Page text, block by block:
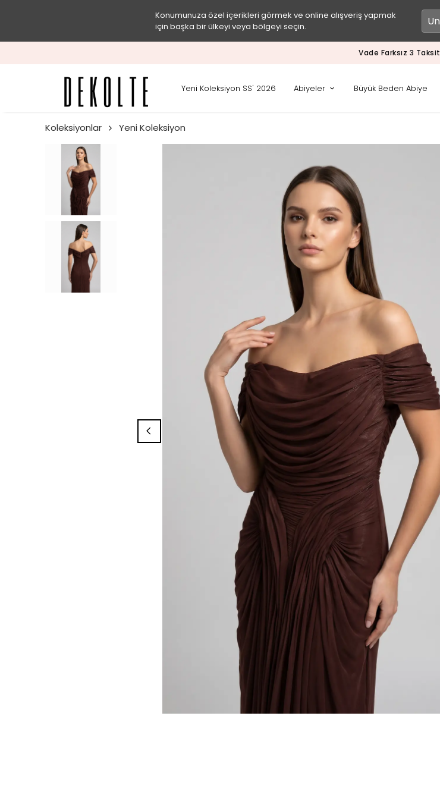
Konumunuza özel içerikleri görmek ve online alışveriş yapmak
için başka bir ülkeyi veya bölgeyi seçin.
Vade Farksız 3 Taksit
Yeni Koleksiyon SS' 2026 Abiyeler Büyük Beden Abiye
Koleksiyonlar Yeni Koleksiyon